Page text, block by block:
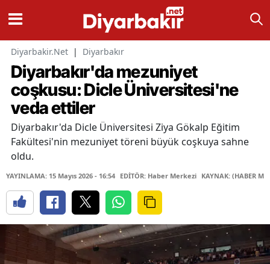
Diyarbakir.Net | Diyarbakır
Diyarbakır'da mezuniyet
coşkusu: Dicle Üniversitesi'ne
veda ettiler
Diyarbakır'da Dicle Üniversitesi Ziya Gökalp Eğitim
Fakültesi'nin mezuniyet töreni büyük coşkuya sahne
oldu.
YAYINLAMA: 15 Mayıs 2026 - 16:54 EDİTÖR: Haber Merkezi KAYNAK: (HABER